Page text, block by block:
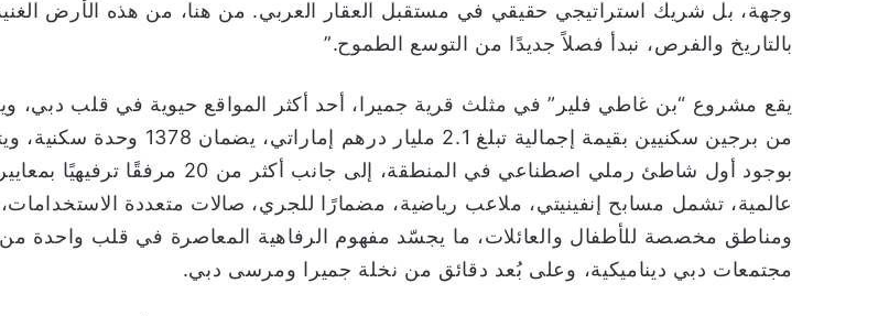
وجهة، بل شريك استراتيجي حقيقي في مستقبل العقار العربي. من هنا، من هذه الأرض
بالتاريخ والفرص، نبدأ فصلاً جديدًا من التوسع الطموح.”
يقع مشروع “بن غاطي فلير” في مثلث قرية جميرا، أحد أكثر المواقع حيوية في قلب دبي،
من برجين سكنيين بقيمة إجمالية تبلغ 2.1 مليار درهم إماراتي، يضمان 1378
بوجود أول شاطئ رملي اصطناعي في المنطقة، إلى جانب أكثر من 20 مرفقًا ترفيهيًا بمعايير
عالمية، تشمل مسابح إنفينيتي، ملاعب رياضية، مضمارًا للجري، صالات متعددة الاستخدامات،
ومناطق مخصصة للأطفال والعائلات، ما يجسّد مفهوم الرفاهية المعاصرة في قلب واحدة من
مجتمعات دبي ديناميكية، وعلى بُعد دقائق من نخلة جميرا ومرسى دبي.